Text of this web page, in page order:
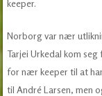
keeper.
Norborg var nær
Tarjei Urkedal kom
for nær keeper til at
til André Larsen, men